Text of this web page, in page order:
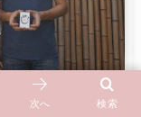
検索
次へ